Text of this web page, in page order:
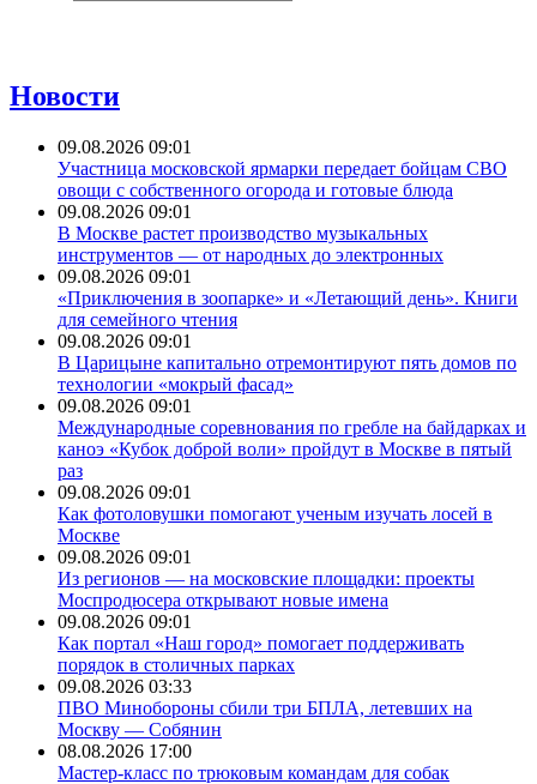
Новости
09.08.2026 09:01
Участница московской ярмарки передает бойцам СВО
овощи с собственного огорода и готовые блюда
09.08.2026 09:01
В Москве растет производство музыкальных
инструментов — от народных до электронных
09.08.2026 09:01
«Приключения в зоопарке» и «Летающий день». Книги
для семейного чтения
09.08.2026 09:01
В Царицыне капитально отремонтируют пять домов по
технологии «мокрый фасад»
09.08.2026 09:01
Международные соревнования по гребле на байдарках и
каноэ «Кубок доброй воли» пройдут в Москве в пятый
раз
09.08.2026 09:01
Как фотоловушки помогают ученым изучать лосей в
Москве
09.08.2026 09:01
Из регионов — на московские площадки: проекты
Моспродюсера открывают новые имена
09.08.2026 09:01
Как портал «Наш город» помогает поддерживать
порядок в столичных парках
09.08.2026 03:33
ПВО Минобороны сбили три БПЛА, летевших на
Москву — Собянин
08.08.2026 17:00
Мастер-класс по трюковым командам для собак